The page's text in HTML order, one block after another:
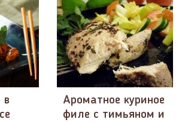
в
Ароматное куриное
филе с тимьяном и